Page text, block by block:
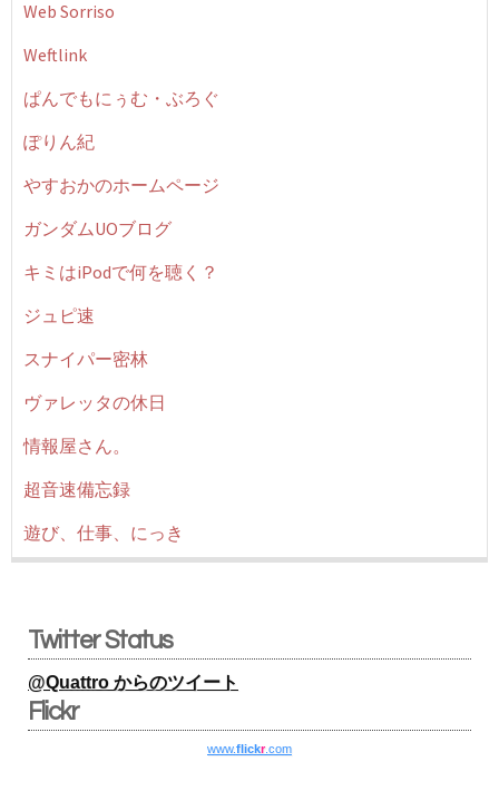
Web Sorriso
Weftlink
ぱんでもにぅむ・ぶろぐ
ぽりん紀
やすおかのホームページ
ガンダムUOブログ
キミはiPodで何を聴く？
ジュピ速
スナイパー密林
ヴァレッタの休日
情報屋さん。
超音速備忘録
遊び、仕事、にっき
Twitter Status
@Quattro からのツイート
Flickr
www.flickr.com